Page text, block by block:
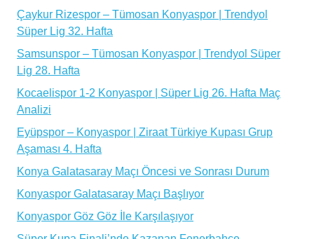
Çaykur Rizespor – Tümosan Konyaspor | Trendyol
Süper Lig 32. Hafta
Samsunspor – Tümosan Konyaspor | Trendyol Süper
Lig 28. Hafta
Kocaelispor 1-2 Konyaspor | Süper Lig 26. Hafta Maç
Analizi
Eyüpspor – Konyaspor | Ziraat Türkiye Kupası Grup
Aşaması 4. Hafta
Konya Galatasaray Maçı Öncesi ve Sonrası Durum
Konyaspor Galatasaray Maçı Başlıyor
Konyaspor Göz Göz İle Karşılaşıyor